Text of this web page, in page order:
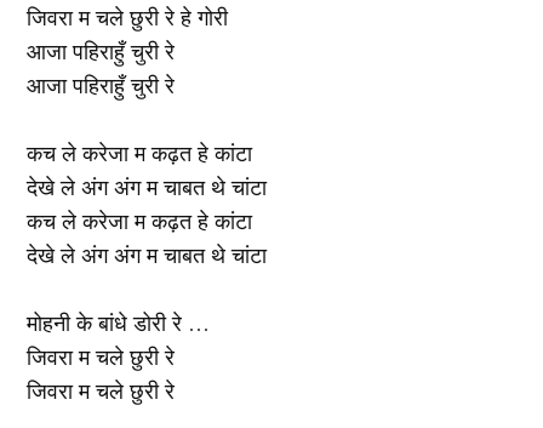
जिवरा म चले छुरी रे हे गोरी
आजा पहिराहुँ चुरी रे
आजा पहिराहुँ चुरी रे
कच ले करेजा म कढ़त हे कांटा
देखे ले अंग अंग म चाबत थे चांटा
कच ले करेजा म कढ़त हे कांटा
देखे ले अंग अंग म चाबत थे चांटा
मोहनी के बांधे डोरी रे …
जिवरा म चले छुरी रे
जिवरा म चले छुरी रे